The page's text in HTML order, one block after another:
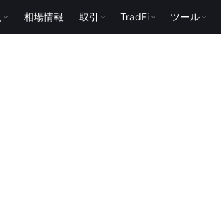
相場情報 取引 TradFi ツール